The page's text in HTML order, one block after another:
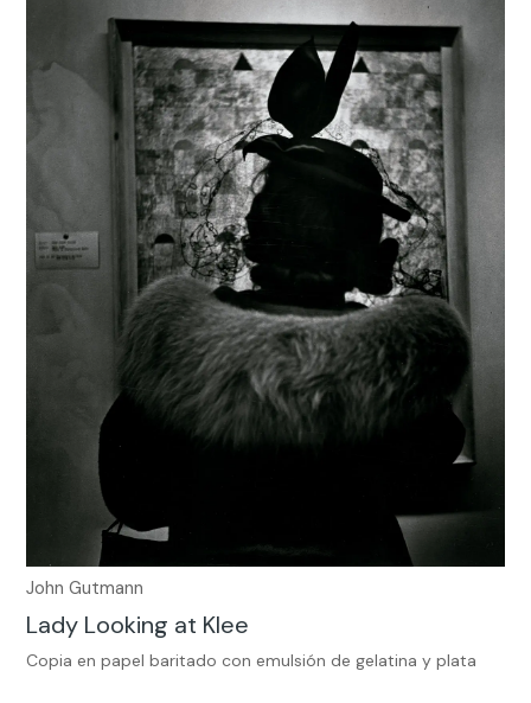
John Gutmann
Lady Looking at Klee
Copia en papel baritado con emulsión de gelatina y plata